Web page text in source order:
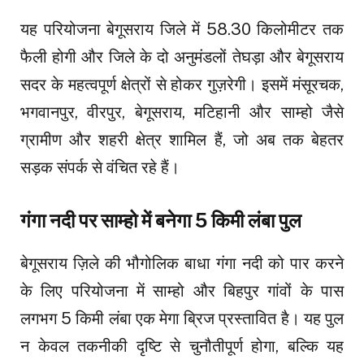
यह परियोजना बेगूसराय जिले में 58.30 किलोमीटर तक
फैली होगी और जिले के दो अनुमंडलों तेघड़ा और बेगूसराय
सदर के महत्वपूर्ण क्षेत्रों से होकर गुज़रेगी। इसमें मंसूरचक,
भगवानपुर, वीरपुर, बेगूसराय, मटिहानी और साम्हो जैसे
ग्रामीण और शहरी क्षेत्र शामिल हैं, जो अब तक बेहतर
सड़क संपर्क से वंचित रहे हैं।
गंगा नदी पर साम्हो में बनेगा 5 किमी लंबा पुल
बेगूसराय ज़िले की भौगोलिक बाधा गंगा नदी को पार करने
के लिए परियोजना में साम्हो और बिहपुर गांवों के पास
लगभग 5 किमी लंबा एक मेगा ब्रिज प्रस्तावित है। यह पुल
न केवल तकनीकी दृष्टि से चुनौतीपूर्ण होगा, बल्कि यह